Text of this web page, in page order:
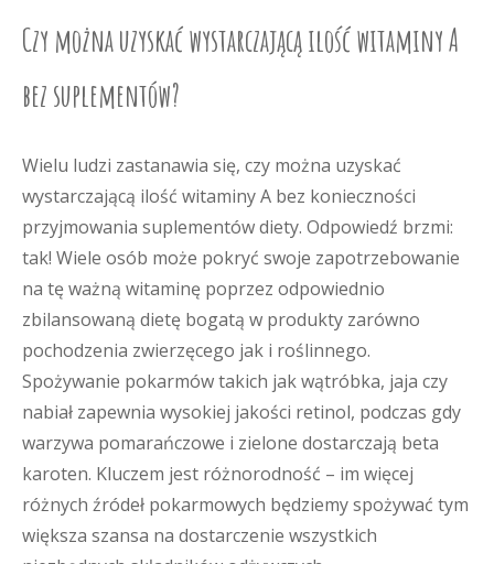
Czy można uzyskać wystarczającą ilość witaminy A
bez suplementów?
Wielu ludzi zastanawia się, czy można uzyskać
wystarczającą ilość witaminy A bez konieczności
przyjmowania suplementów diety. Odpowiedź brzmi:
tak! Wiele osób może pokryć swoje zapotrzebowanie
na tę ważną witaminę poprzez odpowiednio
zbilansowaną dietę bogatą w produkty zarówno
pochodzenia zwierzęcego jak i roślinnego.
Spożywanie pokarmów takich jak wątróbka, jaja czy
nabiał zapewnia wysokiej jakości retinol, podczas gdy
warzywa pomarańczowe i zielone dostarczają beta
karoten. Kluczem jest różnorodność – im więcej
różnych źródeł pokarmowych będziemy spożywać tym
większa szansa na dostarczenie wszystkich